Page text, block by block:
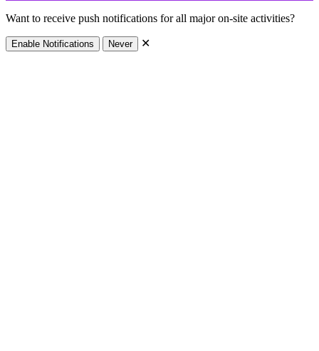
Want to receive push notifications for all major on-site activities?
Enable Notifications Never ✕